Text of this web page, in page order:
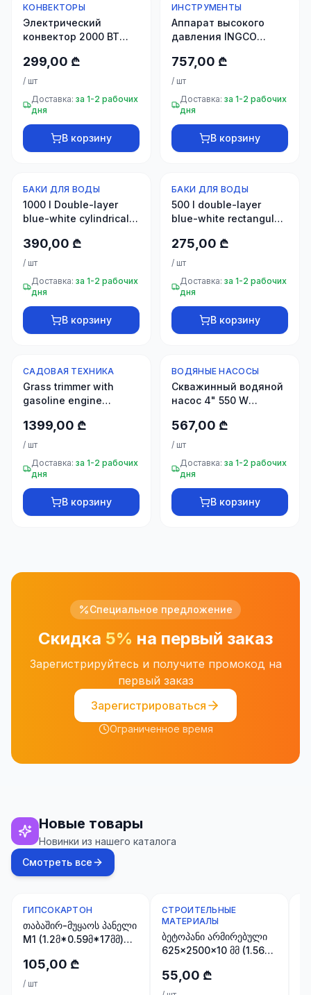
Новинка
КОНВЕКТОРЫ
Электрический
конвектор 2000 ВТ
299,00 ₾
/ шт
Доставка: за 1-2 рабочих
дня
В корзину
Новинка
ИНСТРУМЕНТЫ
Аппарат высокого
давления INGCO
757,00 ₾
/ шт
Доставка: за 1-2 рабочих
дня
В корзину
Новинка
БАКИ ДЛЯ ВОДЫ
1000 l Double-layer
blue-white cylindrical-
390,00 ₾
/ шт
Доставка: за 1-2 рабочих
дня
В корзину
Новинка
БАКИ ДЛЯ ВОДЫ
500 l double-layer
blue-white rectangular-
275,00 ₾
/ шт
Доставка: за 1-2 рабочих
дня
В корзину
Новинка
САДОВАЯ ТЕХНИКА
Grass trimmer with
gasoline engine
1399,00 ₾
/ шт
Доставка: за 1-2 рабочих
дня
В корзину
Новинка
ВОДЯНЫЕ НАСОСЫ
Скважинный водяной
насос 4" 550 W
567,00 ₾
/ шт
Доставка: за 1-2 рабочих
дня
В корзину
Специальное предложение
Скидка 5% на первый заказ
Зарегистрируйтесь и получите промокод на
первый заказ
Зарегистрироваться
Ограниченное время
Новые товары
Новинки из нашего каталога
Смотреть все
ГИПСОКАРТОН
თაბაშირ-მუყაოს პანელი
M1 (1.2მ*0.59მ*17მმ)
105,00 ₾
/ шт
СТРОИТЕЛЬНЫЕ
МАТЕРИАЛЫ
ბეტოპანი არმირებული
625x2500x10 მმ (1.5625
55,00 ₾